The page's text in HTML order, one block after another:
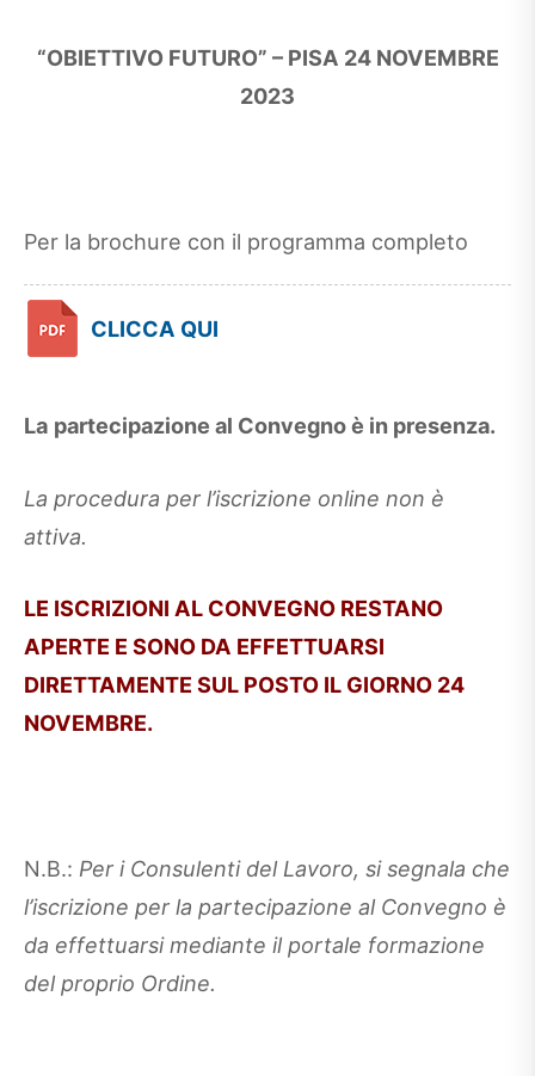
“OBIETTIVO FUTURO” – PISA 24 NOVEMBRE
2023
Per la brochure con il programma completo
CLICCA QUI
La partecipazione al Convegno è in presenza.
La procedura per l’iscrizione online non è
attiva.
LE ISCRIZIONI AL CONVEGNO RESTANO
APERTE E SONO DA EFFETTUARSI
DIRETTAMENTE SUL POSTO IL GIORNO 24
NOVEMBRE.
N.B.: Per i Consulenti del Lavoro, si segnala che
l’iscrizione per la partecipazione al Convegno è
da effettuarsi mediante il portale formazione
del proprio Ordine.